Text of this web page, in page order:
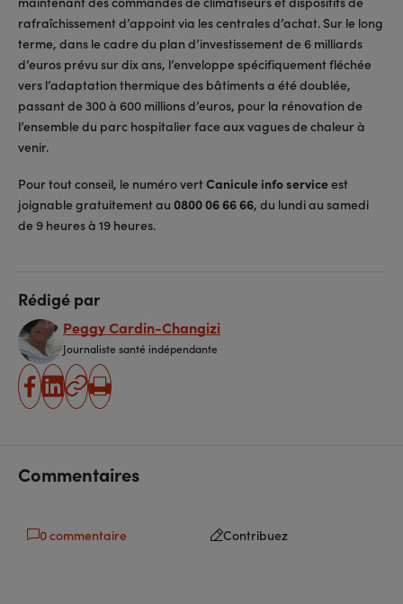
rafraîchissement d’appoint via les centrales d’achat. Sur le long
terme, dans le cadre du plan d’investissement de 6 milliards
d’euros prévu sur dix ans, l’enveloppe spécifiquement fléchée
vers l’adaptation thermique des bâtiments a été doublée,
passant de 300 à 600 millions d’euros, pour la rénovation de
l’ensemble du parc hospitalier face aux vagues de chaleur à
venir.
Pour tout conseil, le numéro vertCanicule info serviceest
joignable gratuitement au 0800 06 66 66, du lundi au samedi
de 9 heures à 19 heures.
Rédigé par
Peggy Cardin-Changizi
Journaliste santé indépendante
partager
partager
Copier
Imprimer
Commentaires
0 commentaire Contribuez